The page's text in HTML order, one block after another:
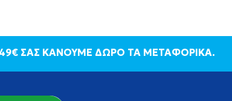
49€ ΣΑΣ ΚΑΝΟΥΜΕ ΔΩΡΟ ΤΑ ΜΕΤΑΦΟΡΙΚΑ.